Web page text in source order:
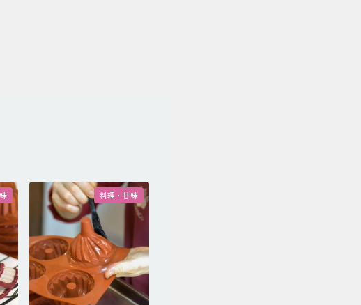
料理・甘味